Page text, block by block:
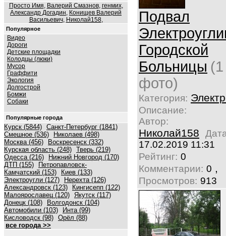
Просто Имя, Валерий Смазнов, генмих,
Александр Догадин, Конищев Валерий
Васильевич, Николай158,
Популярное
Видео
Дороги
Детские площадки
Колодцы (люки)
Мусор
Граффити
Экология
Долгострой
Бомжи
Собаки
Популярные города
Курск (5844) Санкт-Петербург (1841)
Смешное (536)
Николаев (498)
Москва (456)
Воскресенск (332)
Курская область (248) Тверь (219)
Одесса (216)
Нижний Новгород (170)
ДТП (155)
Петропавловск-
Камчатский (153)
Киев (133)
Электроугли (127)
Нерехта (126)
Александровск (123)
Кингисепп (122)
Малоярославец (120) Якутск (117)
Донецк (108)
Волгодонск (104)
Автомобили (103)
Инта (99)
Кисловодск (98) Орёл (88)
все города >>
Подвал
Городской
Больницы (1
фото)
Категория:
Описание:
Автор:
Николай158
17.02.2019 11:31
Рейтинг: 0
Комментарии: 0 ,
Просмотров: 913